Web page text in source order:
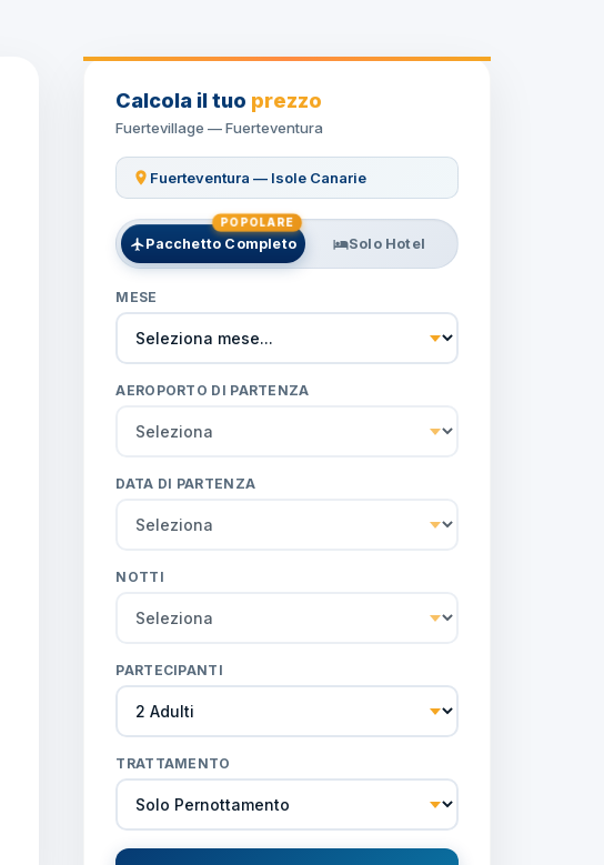
Calcola il tuo prezzo
Fuertevillage — Fuerteventura
Fuerteventura — Isole Canarie
Pacchetto Completo
POPOLARE
Solo Hotel
MESE
AEROPORTO DI PARTENZA
DATA DI PARTENZA
NOTTI
PARTECIPANTI
TRATTAMENTO